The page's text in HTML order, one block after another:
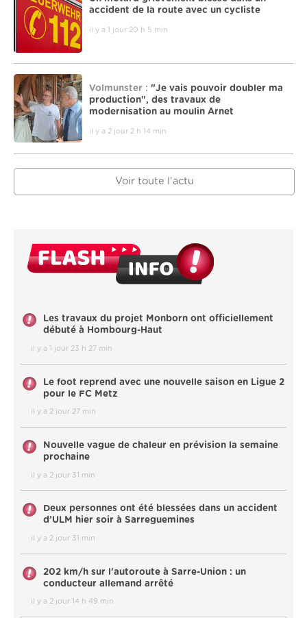
accident de la route avec un cycliste
il y a 1 jour 20 h 5 min
Volmunster : "Je vais pouvoir doubler ma
production", des travaux de
modernisation au moulin Arnet
il y a 2 jour 2 h 14 min
Voir toute l'actu
Les travaux du projet Monborn ont officiellement
débuté à Hombourg-Haut
il y a 1 jour 23 h 27 min
Le foot reprend avec une nouvelle saison en Ligue 2
pour le FC Metz
il y a 2 jour 27 min
Nouvelle vague de chaleur en prévision la semaine
prochaine
il y a 2 jour 31 min
Deux personnes ont été blessées dans un accident
d’ULM hier soir à Sarreguemines
il y a 2 jour 31 min
202 km/h sur l'autoroute à Sarre-Union : un
conducteur allemand arrêté
il y a 2 jour 14 h 49 min